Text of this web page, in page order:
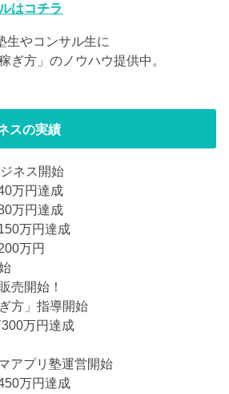
はコチラ
生やコンサル生に
ぎ方」のノウハウ提供中。
スの実績
ネス開始
万円達成
万円達成
万円達成
万円
売開始！
方」指導開始
万円達成
アプリ塾運営開始
万円達成